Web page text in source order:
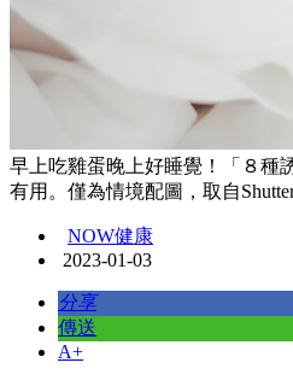
早上吃雞蛋晚上好睡覺！「８種
有用。僅為情境配圖，取自
NOW健康
2023-01-03
分享
傳送
A+